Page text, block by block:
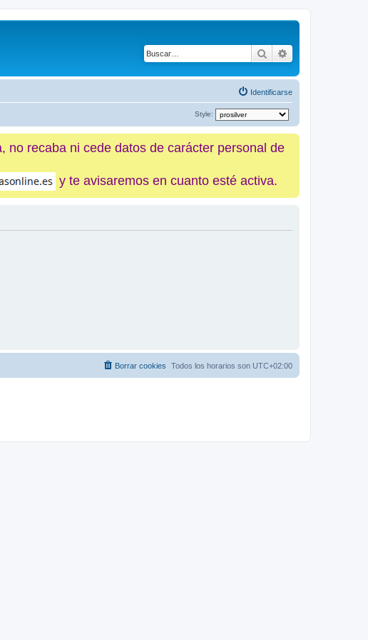
Buscar
Identificarse
Style:
no recaba ni cede datos de carácter personal de
y te avisaremos en cuanto esté activa.
Todos los horarios son UTC+02:00
Borrar cookies